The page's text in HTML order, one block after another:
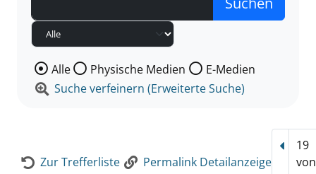
Wählen Sie die Medienart nach der Sie suchen wollen.
Alle Physische Medien
E-Medien
Suche verfeinern (Erweiterte Suche)
Zur Trefferliste Permalink Detailanzeige
19
von